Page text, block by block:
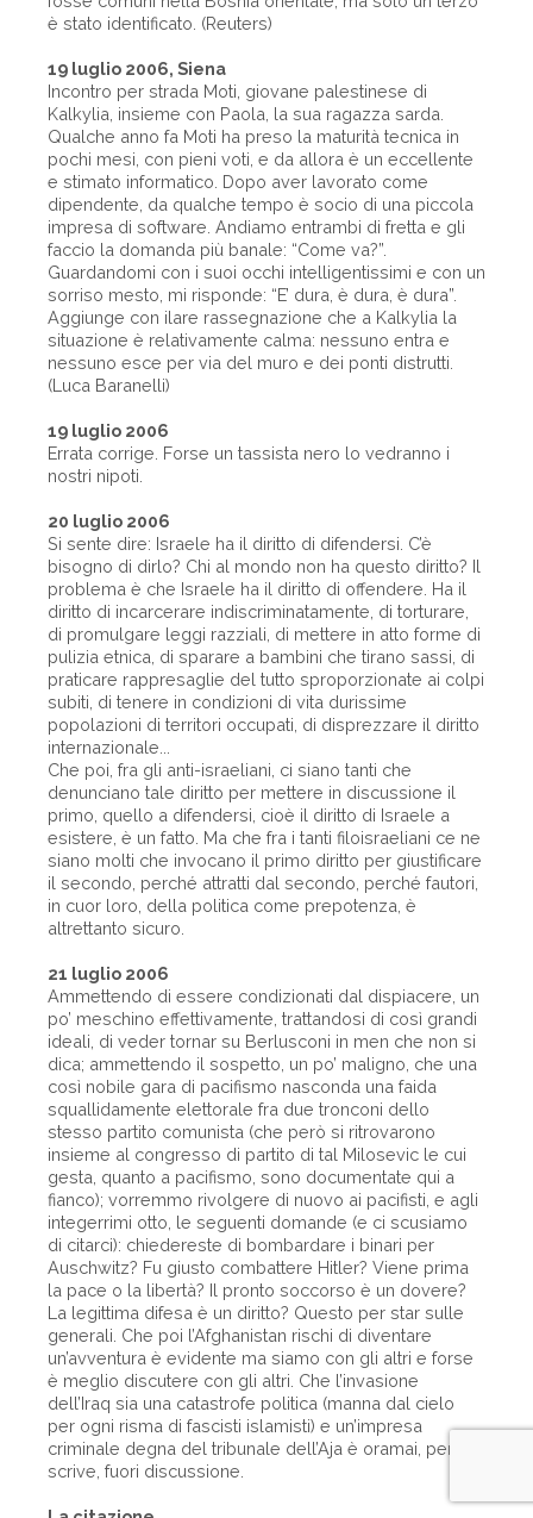
è stato identificato. (Reuters)
19 luglio 2006, Siena
Incontro per strada Moti, giovane palestinese di
Kalkylia, insieme con Paola, la sua ragazza sarda.
Qualche anno fa Moti ha preso la maturità tecnica in
pochi mesi, con pieni voti, e da allora è un eccellente
e stimato informatico. Dopo aver lavorato come
dipendente, da qualche tempo è socio di una piccola
impresa di software. Andiamo entrambi di fretta e gli
faccio la domanda più banale: “Come va?”.
Guardandomi con i suoi occhi intelligentissimi e con un
sorriso mesto, mi risponde: “E’ dura, è dura, è dura”.
Aggiunge con ilare rassegnazione che a Kalkylia la
situazione è relativamente calma: nessuno entra e
nessuno esce per via del muro e dei ponti distrutti.
(Luca Baranelli)
19 luglio 2006
Errata corrige. Forse un tassista nero lo vedranno i
nostri nipoti.
20 luglio 2006
Si sente dire: Israele ha il diritto di difendersi. C’è
bisogno di dirlo? Chi al mondo non ha questo diritto? Il
problema è che Israele ha il diritto di offendere. Ha il
diritto di incarcerare indiscriminatamente, di torturare,
di promulgare leggi razziali, di mettere in atto forme di
pulizia etnica, di sparare a bambini che tirano sassi, di
praticare rappresaglie del tutto sproporzionate ai colpi
subiti, di tenere in condizioni di vita durissime
popolazioni di territori occupati, di disprezzare il diritto
internazionale...
Che poi, fra gli anti-israeliani, ci siano tanti che
denunciano tale diritto per mettere in discussione il
primo, quello a difendersi, cioè il diritto di Israele a
esistere, è un fatto. Ma che fra i tanti filoisraeliani ce ne
siano molti che invocano il primo diritto per giustificare
il secondo, perché attratti dal secondo, perché fautori,
in cuor loro, della politica come prepotenza, è
altrettanto sicuro.
21 luglio 2006
Ammettendo di essere condizionati dal dispiacere, un
po’ meschino effettivamente, trattandosi di così grandi
ideali, di veder tornar su Berlusconi in men che non si
dica; ammettendo il sospetto, un po’ maligno, che una
così nobile gara di pacifismo nasconda una faida
squallidamente elettorale fra due tronconi dello
stesso partito comunista (che però si ritrovarono
insieme al congresso di partito di tal Milosevic le cui
gesta, quanto a pacifismo, sono documentate qui a
fianco); vorremmo rivolgere di nuovo ai pacifisti, e agli
integerrimi otto, le seguenti domande (e ci scusiamo
di citarci): chiedereste di bombardare i binari per
Auschwitz? Fu giusto combattere Hitler? Viene prima
la pace o la libertà? Il pronto soccorso è un dovere?
La legittima difesa è un diritto? Questo per star sulle
generali. Che poi l’Afghanistan rischi di diventare
un’avventura è evidente ma siamo con gli altri e forse
è meglio discutere con gli altri. Che l’invasione
dell’Iraq sia una catastrofe politica (manna dal cielo
per ogni risma di fascisti islamisti) e un’impresa
criminale degna del tribunale dell’Aja è oramai, per chi
scrive, fuori discussione.